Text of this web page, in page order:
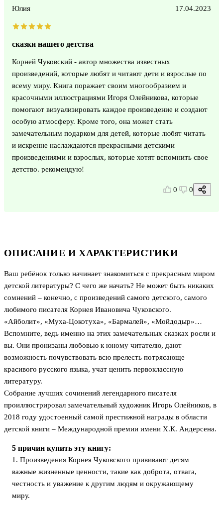
ОПИСАНИЕ И ХАРАКТЕРИСТИКИ
Ваш ребёнок только начинает знакомиться с прекрасным миром
детской литературы? С чего же начать? Не может быть никаких
сомнений – конечно, с произведений самого детского, самого
любимого писателя Корнея Ивановича Чуковского.
«Айболит», «Муха-Цокотуха», «Бармалей», «Мойдодыр»…
Вспомните, ведь именно на этих замечательных сказках росли и
вы. Они пронизаны любовью к юному читателю, дают
возможность почувствовать всю прелесть потрясающе
красивого русского языка, учат ценить первоклассную
литературу.
Собрание лучших сочинений легендарного писателя
проиллюстрировал замечательный художник Игорь Олейников, в
2018 году удостоенный самой престижной награды в области
детской книги – Международной премии имени Х.К. Андерсена.
5 причин купить эту книгу:
1. Произведения Корнея Чуковского прививают детям
важные жизненные ценности, такие как доброта, отвага,
честность и уважение к другим людям и окружающему
миру.
Юлия 17.04.2023
сказки нашего детства
Корней Чуковский - автор множества известных
произведений, которые любят и читают дети и взрослые по
всему миру. Книга поражает своим многообразием и
красочными иллюстрациями Игоря Олейникова, которые
помогают визуализировать каждое произведение и создают
особую атмосферу. Кроме того, она может стать
замечательным подарком для детей, которые любят читать
и искренне наслаждаются прекрасными детскими
произведениями и взрослых, которые хотят вспомнить свое
детство. рекомендую!
0 0